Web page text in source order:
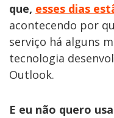
que, esses dias
acontecendo por
serviço há alguns
tecnologia
Outlook.
E eu não quero